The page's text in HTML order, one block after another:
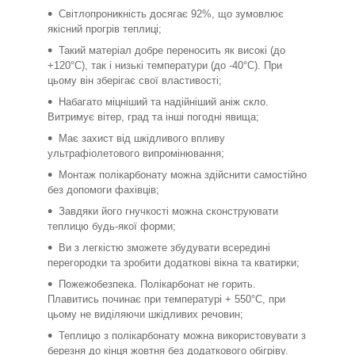
Світлопроникність досягає 92%, що зумовлює
якісний прогрів теплиці;
Такий матеріал добре переносить як високі (до
+120°C), так і низькі температури (до -40°C). При
цьому він зберігає свої властивості;
Набагато міцніший та надійніший аніж скло.
Витримує вітер, град та інші погодні явища;
Має захист від шкідливого впливу
ультрафіолетового випромінювання;
Монтаж полікарбонату можна здійснити самостійно
без допомоги фахівців;
Завдяки його гнучкості можна сконструювати
теплицю будь-якої форми;
Ви з легкістю зможете збудувати всередині
перегородки та зробити додаткові вікна та кватирки;
Пожежобезпека. Полікарбонат не горить.
Плавитись починає при температурі + 550°C, при
цьому не виділяючи шкідливих речовин;
Теплицю з полікарбонату можна використовувати з
березня до кінця жовтня без додаткового обігріву.